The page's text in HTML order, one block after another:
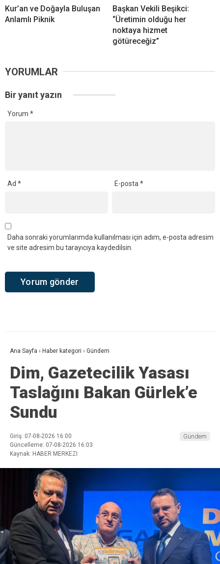
Kur’an ve Doğayla Buluşan
Anlamlı Piknik
Başkan Vekili Beşikci:
“Üretimin olduğu her
noktaya hizmet
götüreceğiz”
YORUMLAR
Bir yanıt yazın
Yorum *
Ad * E-posta*
Daha sonraki yorumlarımda kullanılması için adım, e-posta adresim
ve site adresim bu tarayıcıya kaydedilsin.
Ana Sayfa › Haber kategori › Gündem
Dim, Gazetecilik Yasası
Taslağını Bakan Gürlek’e
Sundu
Giriş: 07-08-2026 16:00
Güncelleme: 07-08-2026 16:03
Kaynak: HABER MERKEZI
Gündem